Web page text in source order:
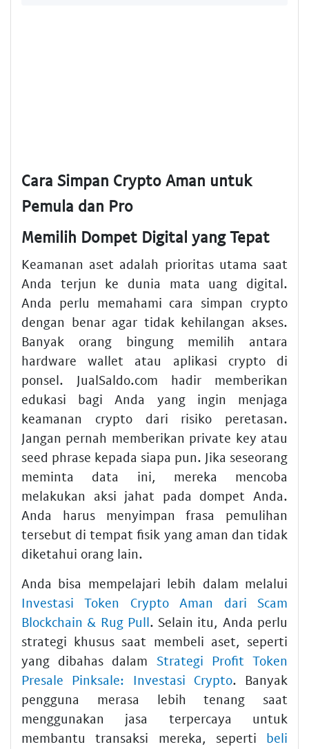
Cara Simpan Crypto Aman untuk
Pemula dan Pro
Memilih Dompet Digital yang Tepat
Keamanan aset adalah prioritas utama saat
Anda terjun ke dunia mata uang digital.
Anda perlu memahami cara simpan crypto
dengan benar agar tidak kehilangan akses.
Banyak orang bingung memilih antara
hardware wallet atau aplikasi crypto di
ponsel. JualSaldo.com hadir memberikan
edukasi bagi Anda yang ingin menjaga
keamanan crypto dari risiko peretasan.
Jangan pernah memberikan private key atau
seed phrase kepada siapa pun. Jika seseorang
meminta data ini, mereka mencoba
melakukan aksi jahat pada dompet Anda.
Anda harus menyimpan frasa pemulihan
tersebut di tempat fisik yang aman dan tidak
diketahui orang lain.
Anda bisa mempelajari lebih dalam melalui
Investasi Token Crypto Aman dari Scam
Blockchain & Rug Pull. Selain itu, Anda perlu
strategi khusus saat membeli aset, seperti
yang dibahas dalam Strategi Profit Token
Presale Pinksale: Investasi Crypto. Banyak
pengguna merasa lebih tenang saat
menggunakan jasa terpercaya untuk
membantu transaksi mereka, seperti beli